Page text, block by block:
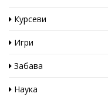
Курсеви
Игри
Забава
Наука